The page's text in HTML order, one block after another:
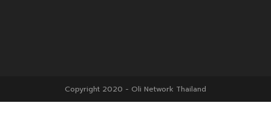
Copyright 2020 - Oli Network Thailand